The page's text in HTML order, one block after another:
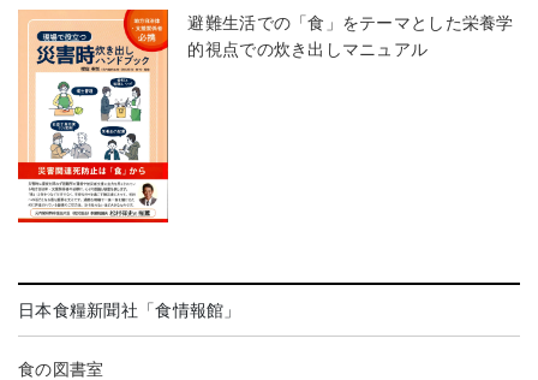
避難生活での「食」をテーマとした栄養学
的視点での炊き出しマニュアル
日本食糧新聞社「食情報館」
食の図書室